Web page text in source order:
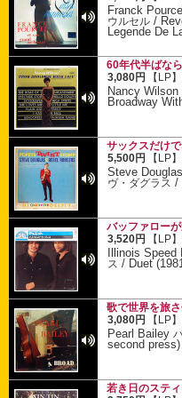
Franck
ウルセル /
Legende De
60年代半ばな
3,080円
【LP】
Nancy Wilson
Broadway
サックスだけ
5,500円
【LP】
Steve
ヴ・ダグラス /
バッファローが
3,520円
【LP】
Illinois Speed
ス / Duet
歌で世界を旅さ
3,080円
【LP】
Pearl Bailey
second press)
若き日のスティ